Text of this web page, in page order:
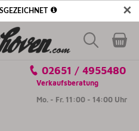
✕
ABONNIEREN
02651 / 4955480
Verkaufsberatung
Mo. - Fr. 11:00 - 14:00 Uhr